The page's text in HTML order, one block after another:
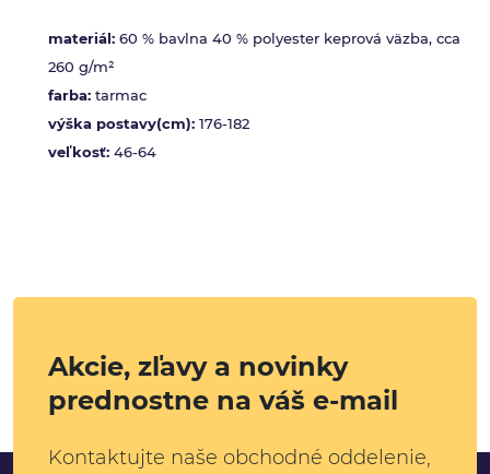
materiál: 60 % bavlna 40 % polyester keprová väzba, cca
260 g/m²
farba: tarmac
výška postavy(cm): 176-182
veľkosť: 46-64
Akcie, zľavy a novinky
prednostne na váš e-mail
Kontaktujte naše obchodné oddelenie,